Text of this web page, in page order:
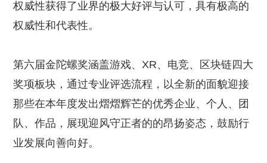
权威性获得了业界的极大好评与认可，具有极高的
权威性和代表性。
第六届金陀螺奖涵盖游戏、XR、电竞、区块链四大
奖项板块，通过专业评选流程，以全新的面貌迎接
那些在本年度发出熠熠辉芒的优秀企业、个人、团
队、作品，展现迎风守正者的的昂扬姿态，鼓励行
业发展向善向好。